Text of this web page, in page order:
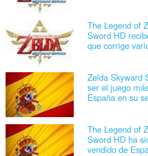
The Legend of
Sword HD
que corrige
Zelda Skyward
ser el juego
España en su
The Legend of
Sword HD ha
vendido de